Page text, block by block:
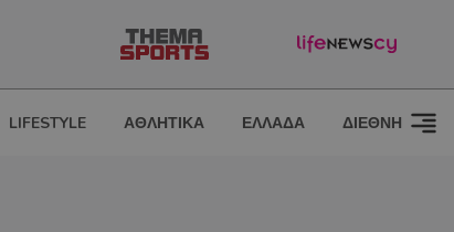
LIFESTYLE ΑΘΛΗΤΙΚΑ ΕΛΛΑΔΑ ΔΙΕΘΝΗ